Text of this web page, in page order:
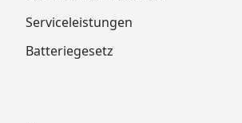
Serviceleistungen
Batteriegesetz